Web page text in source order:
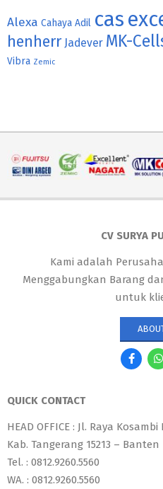
Alexa Cahaya Adil cas
henherr Jadever MK-
Vibra Zemic
CV SURYA
Kami adalah
Menggabungkan Barang
untuk
QUICK CONTACT
HEAD OFFICE : Jl. Raya
Kab. Tangerang 15213 – Banten
Tel. : 0812.9260.5560
WA. : 0812.9260.5560